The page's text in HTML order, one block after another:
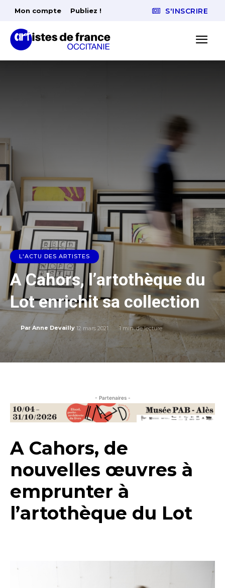
Mon compte Publiez ! S'INSCRIRE
L'ACTU DES ARTISTES
A Cahors, l’artothèque du
Lot enrichit sa collection
Par Anne Devailly 12 mars 2021 1 min. de lecture
- Partenaires -
A Cahors, de
nouvelles œuvres à
emprunter à
l’artothèque du Lot